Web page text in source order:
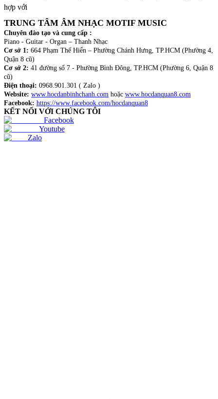
hợp với
TRUNG TÂM ÂM NHẠC MOTIF MUSIC
Chuyên đào tạo và cung cấp :
Piano - Guitar - Organ – Thanh Nhạc
Cơ sở 1: 664 Phạm Thế Hiển – Phường Chánh Hưng, TP.HCM (Phường 4,
Quận 8 cũ)
Cơ sở 2: 41 đường số 7 - Phường Bình Đông, TP.HCM (Phường 6, Quận 8
cũ)
Điện thoại: 0968.901.301 ( Zalo )
Website: www.hocdanbinhchanh.com hoặc www.hocdanquan8.com
Facebook: https://www.facebook.com/hocdanquan8
KẾT NỐI VỚI CHÚNG TÔI
Facebook
Youtube
Zalo